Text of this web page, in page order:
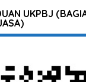
UKPBJ